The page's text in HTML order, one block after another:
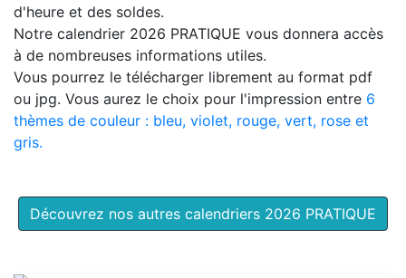
d'heure et des soldes.
Notre calendrier 2026 PRATIQUE vous donnera accès
à de nombreuses informations utiles.
Vous pourrez le télécharger librement au format pdf
ou jpg. Vous aurez le choix pour l'impression entre 6
thèmes de couleur : bleu, violet, rouge, vert, rose et
gris.
Découvrez nos autres calendriers 2026 PRATIQUE